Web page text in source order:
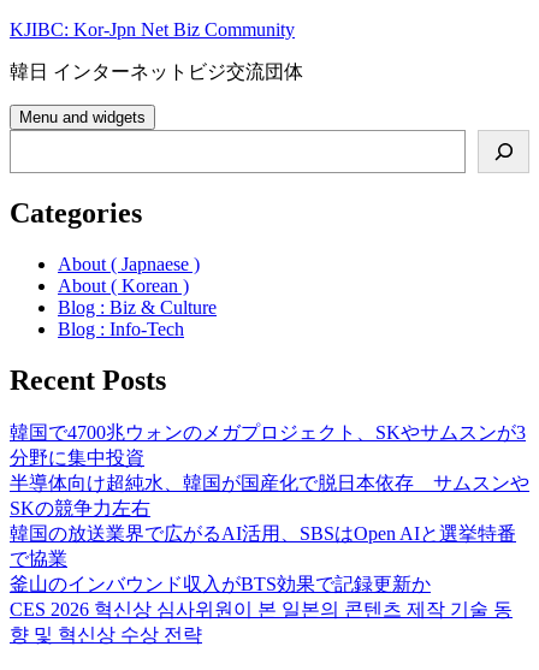
Skip
content
KJIBC: Kor-Jpn Net Biz Community
韓日 インターネットビジ交流団体
Menu and widgets
Categories
About ( Japnaese )
About ( Korean )
Blog : Biz & Culture
Blog : Info-Tech
Recent Posts
韓国で4700兆ウォンのメガプロジェクト、SKやサムスンが3
分野に集中投資
半導体向け超純水、韓国が国産化で脱日本依存 サムスンや
SKの競争力左右
韓国の放送業界で広がるAI活用、SBSはOpen AIと選挙特番
で協業
釜山のインバウンド収入がBTS効果で記録更新か
CES 2026 혁신상 심사위원이 본 일본의 콘텐츠 제작 기술 동
향 및 혁신상 수상 전략